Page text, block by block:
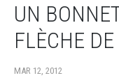
UN
FLÈCHE
MAR 12, 2012